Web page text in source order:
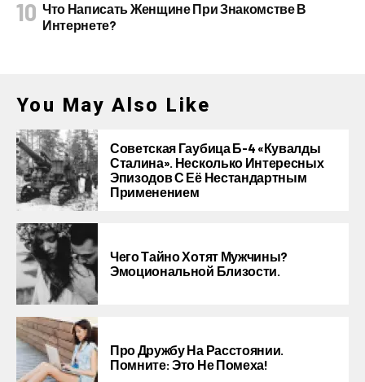
Что Написать Женщине При Знакомстве В
Интернете?
You May Also Like
Советская Гаубица Б-4 «Кувалды
Сталина». Несколько Интересных
Эпизодов С Её Нестандартным
Применением
Чего Тайно Хотят Мужчины?
Эмоциональной Близости.
Про Дружбу На Расстоянии.
Помните: Это Не Помеха!